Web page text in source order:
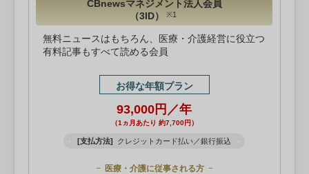
CBnewsマネジメント法人会員
（3ID）
※1
無料ニュースはもちろん、医療・介護経営に役立つ
有料記事もすべて読める会員
お得な年額プラン
93,000円／年
（1ヵ月あたり 約7,700円）
[支払方法] クレジットカード払い／銀行振込
医療・介護に従事される方